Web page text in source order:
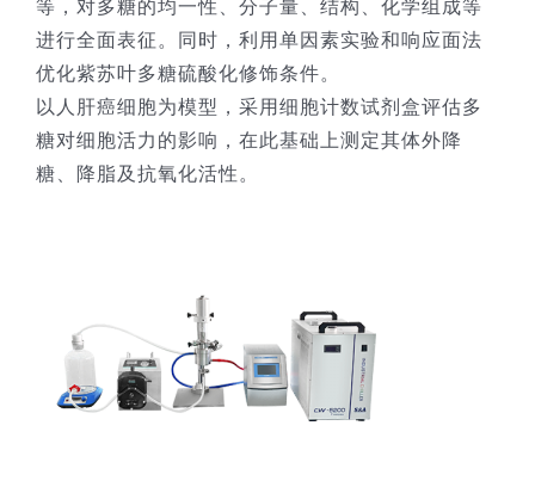
公司新闻
等，对多糖的均一性、分子量、结构、化学组成等
进行全面表征。同时，利用单因素实验和响应面法
优化紫苏叶多糖硫酸化修饰条件。
以人肝癌细胞为模型，采用细胞计数试剂盒评估多
糖对细胞活力的影响，在此基础上测定其体外降
糖、降脂及抗氧化活性。